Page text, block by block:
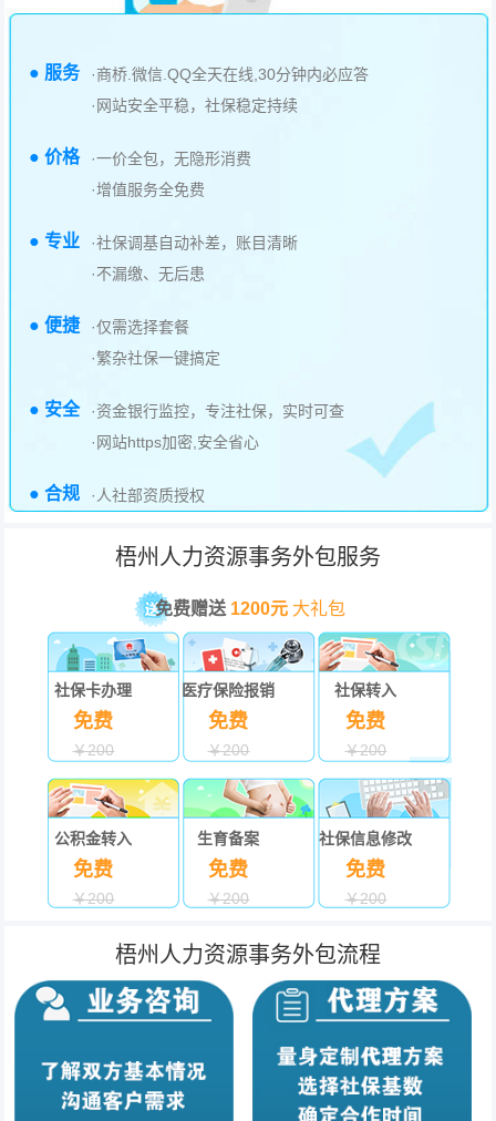
● 服务
·商桥.微信.QQ全天在线,30分钟内必应答
·网站安全平稳，社保稳定持续
● 价格
·一价全包，无隐形消费
·增值服务全免费
● 专业
·社保调基自动补差，账目清晰
·不漏缴、无后患
● 便捷
·仅需选择套餐
·繁杂社保一键搞定
● 安全
·资金银行监控，专注社保，实时可查
·网站https加密,安全省心
● 合规 ·人社部资质授权
梧州人力资源事务外包服务
免费赠送 1200元 大礼包
社保卡办理
免费
￥200
医疗保险报销
免费
￥200
社保转入
免费
￥200
公积金转入
免费
￥200
生育备案
免费
￥200
社保信息修改
免费
￥200
梧州人力资源事务外包流程